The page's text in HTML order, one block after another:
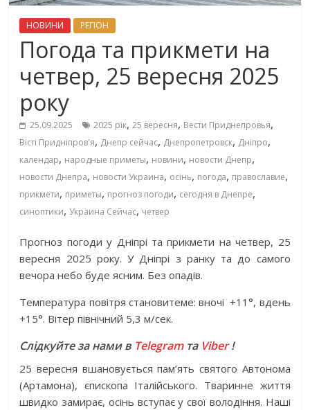
НОВИНИ РЕГІОН
Погода та прикмети на
четвер, 25 вересня 2025
року
25.09.2025 2025 рік,25 вересня, Вести Приднепровья,
Вісті Придніпров'я, Днепр сейчас, Днепропетровск, Дніпро,
календар, народные приметы, новини, новости Днепр,
новости Днепра, новости Украина, осінь, погода, православие,
прикмети, приметы, прогноз погоди, сегодня в Днепре,
синоптики, Украина Сейчас, четвер
Прогноз погоди у Дніпрі та прикмети на четвер, 25
вересня 2025 року. У Дніпрі з ранку та до самого
вечора небо буде ясним. Без опадів.
Температура повітря становитеме: вночі +11°, вдень
+15°. Вітер північний 5,3 м/сек.
Слідкуйте за нами в Telegramта Viber!
25 вересня вшановується пам’ять святого Автонома
(Артамона), єпископа Італійського. Тваринне життя
швидко замирає, осінь вступає у свої володіння. Наші